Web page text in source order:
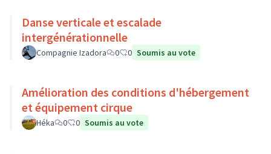
Danse verticale et escalade
intergénérationnelle
Compagnie Izadora 0 0 Soumis au vote
Amélioration des conditions d'hébergement
et équipement cirque
Héka 0 0 Soumis au vote